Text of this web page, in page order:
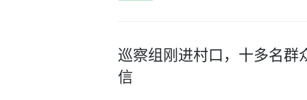
巡察组刚进村口，十多名群
信